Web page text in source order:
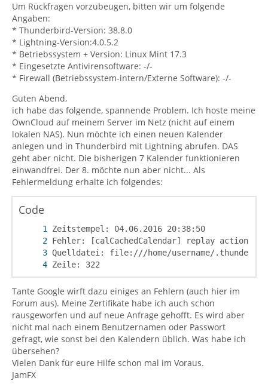
Um Rückfragen vorzubeugen, bitten wir um folgende
Angaben:
* Thunderbird-Version: 38.8.0
* Lightning-Version:4.0.5.2
* Betriebssystem + Version: Linux Mint 17.3
* Eingesetzte Antivirensoftware: -/-
* Firewall (Betriebssystem-intern/Externe Software): -/-
Guten Abend,
ich habe das folgende, spannende Problem. Ich hoste meine
OwnCloud auf meinem Server im Netz (nicht auf einem
lokalen NAS). Nun möchte ich einen neuen Kalender
anlegen und in Thunderbird mit Lightning abrufen. DAS
geht aber nicht. Die bisherigen 7 Kalender funktionieren
einwandfrei. Der 8. möchte nun aber nicht... Als
Fehlermeldung erhalte ich folgendes:
Code
Zeile: 322
Tante Google wirft dazu einiges an Fehlern (auch hier im
Forum aus). Meine Zertifikate habe ich auch schon
rausgeworfen und auf neue Anfrage gehofft. Es wird aber
nicht mal nach einem Benutzernamen oder Passwort
gefragt, wie sonst bei den Kalendern üblich. Was habe ich
übersehen?
Vielen Dank für eure Hilfe schon mal im Voraus.
JamFX